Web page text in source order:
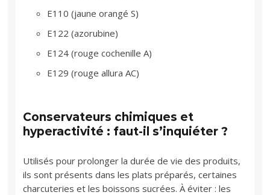
E110 (jaune orangé S)
E122 (azorubine)
E124 (rouge cochenille A)
E129 (rouge allura AC)
Conservateurs chimiques et
hyperactivité : faut-il s’inquiéter ?
Utilisés pour prolonger la durée de vie des produits,
ils sont présents dans les plats préparés, certaines
charcuteries et les boissons sucrées. À éviter : les